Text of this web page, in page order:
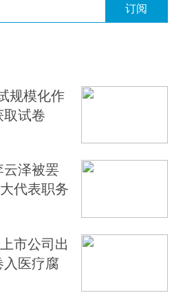
订阅
规模化作
试卷
云泽被罢
代表职务
市公司出
医疗腐